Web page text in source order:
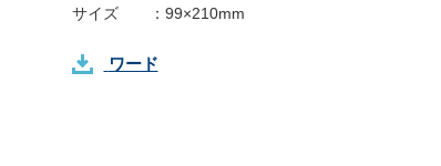
サイズ ： 99×210mm
ワード